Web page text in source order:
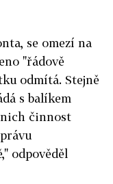
se omezí na
"řádově
odmítá. Stejně
s balíkem
činnost
odpověděl